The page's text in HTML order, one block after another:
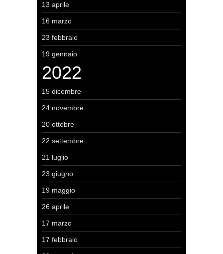
13 aprile
16 marzo
23 febbraio
19 gennaio
2022
15 dicembre
24 novembre
20 ottobre
22 settembre
21 luglio
23 giugno
19 maggio
26 aprile
17 marzo
17 febbraio